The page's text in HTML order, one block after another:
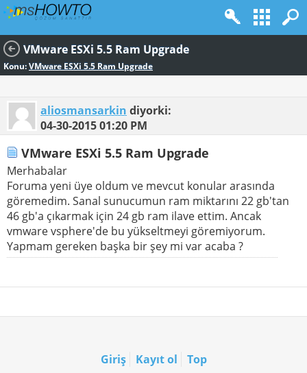
VMware ESXi 5.5 Ram Upgrade
Konu:VMware ESXi 5.5 Ram Upgrade
aliosmansarkin diyorki:
04-30-201501:20 PM
VMware ESXi 5.5 Ram Upgrade
Merhabalar
Foruma yeni üye oldum ve mevcut konular arasında
göremedim. Sanal sunucumun ram miktarını 22 gb'tan
46 gb'a çıkarmak için 24 gb ram ilave ettim. Ancak
vmware vsphere'de bu yükseltmeyi göremiyorum.
Yapmam gereken başka bir şey mi var acaba ?
Giriş Kayıt ol Top